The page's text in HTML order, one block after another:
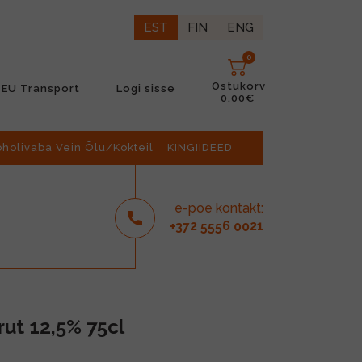
EST FIN ENG
EU Transport Logi sisse
0
Ostukorv
0.00€
Vein Õlu/Kokteil KINGIIDEED
e-poe kontakt:
+372 5556 0021
12,5% 75cl